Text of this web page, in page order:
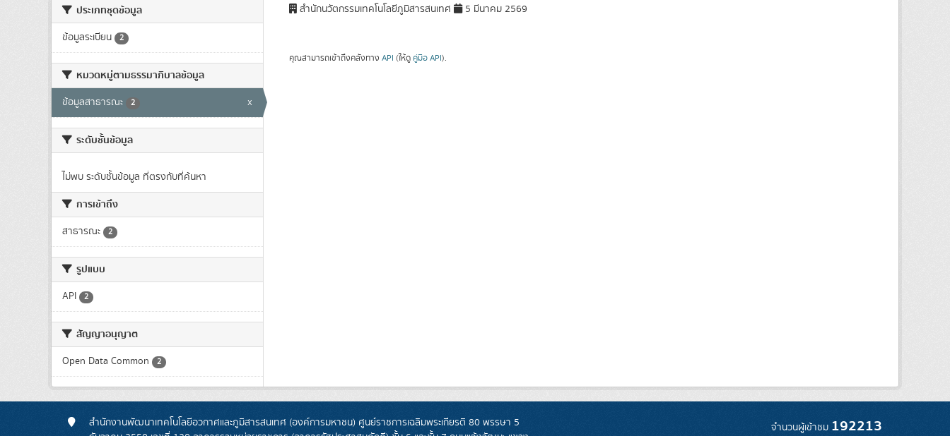
ประเภทชุดข้อมูล
ข้อมูลระเบียน 2
หมวดหมู่ตามธรรมาภิบาลข้อมูล
ข้อมูลสาธารณะ 2 x
ระดับชั้นข้อมูล
ไม่พบ ระดับชั้นข้อมูล ที่ตรงกับที่ค้นหา
การเข้าถึง
สาธารณะ 2
รูปแบบ
API 2
สัญญาอนุญาต
Open Data Common 2
สำนักนวัตกรรมเทคโนโลยีภูมิสารสนเทศ 5 มีนาคม 2569
คุณสามารถเข้าถึงคลังทาง API (ให้ดู คู่มือ API).
สำนักงานพัฒนาเทคโนโลยีอวกาศและภูมิสารสนเทศ (องค์การมหาชน) ศูนย์ราชการเฉลิมพระเกียรติ 80 พรรษา 5
จำนวนผู้เข้าชม 192213